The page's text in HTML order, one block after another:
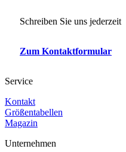
Schreiben Sie uns jederzeit
Zum Kontaktformular
Service
Kontakt
Größentabellen
Magazin
Unternehmen